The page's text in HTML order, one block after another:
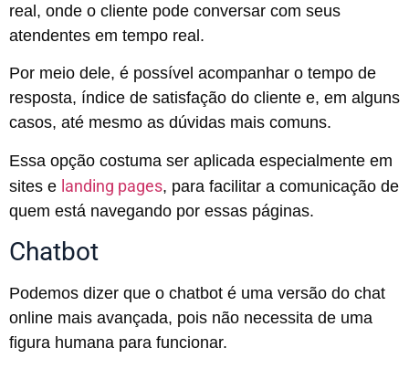
real, onde o cliente pode conversar com seus
atendentes em tempo real.
Por meio dele, é possível acompanhar o tempo de
resposta, índice de satisfação do cliente e, em alguns
casos, até mesmo as dúvidas mais comuns.
Essa opção costuma ser aplicada especialmente em
sites e landing pages, para facilitar a comunicação de
quem está navegando por essas páginas.
Chatbot
Podemos dizer que o chatbot é uma versão do chat
online mais avançada, pois não necessita de uma
figura humana para funcionar.